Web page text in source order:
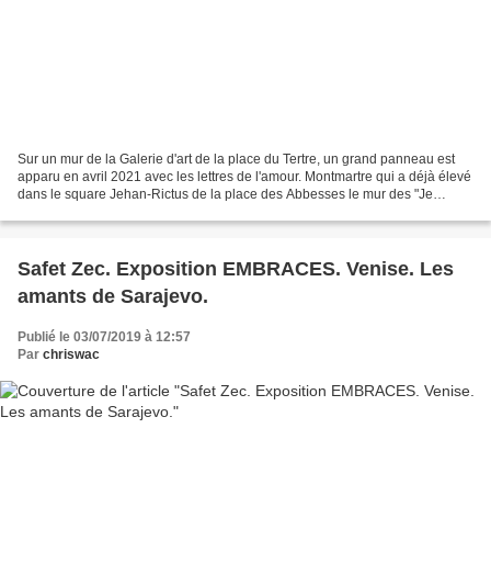
Sur un mur de la Galerie d'art de la place du Tertre, un grand panneau est
apparu en avril 2021 avec les lettres de l'amour. Montmartre qui a déjà élevé
dans le square Jehan-Rictus de la place des Abbesses le mur des "Je
Safet Zec. Exposition EMBRACES. Venise. Les
amants de Sarajevo.
Publié le 03/07/2019 à 12:57
Par chriswac